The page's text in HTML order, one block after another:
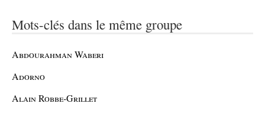
Mots-clés dans le même groupe
Abdourahman Waberi
Adorno
Alain Robbe-Grillet